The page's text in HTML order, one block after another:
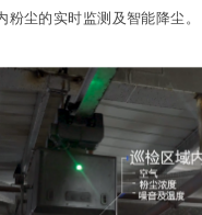
尘的实时监测及智能降尘。